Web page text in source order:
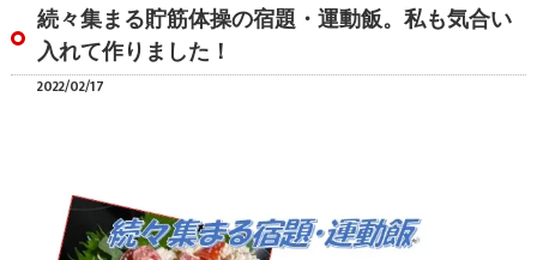
続々集まる貯筋体操の宿題・運動飯。私も気合い
入れて作りました！
2022/02/17